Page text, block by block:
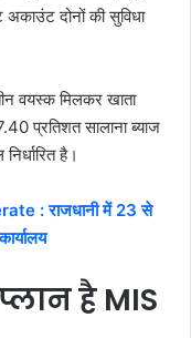
दोनों की सुविधा
वयस्क मिलकर खाता
प्रतिशत सालाना ब्याज
है।
: राजधानी में 23 से
है MIS